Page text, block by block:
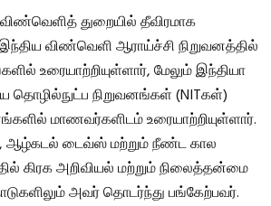
துறையில் தீவிரமாக
விண்வெளி ஆராய்ச்சி நிறுவனத்தில்
உரையாற்றியுள்ளார், மேலும் இந்தியா
தொழில்நுட்ப நிறுவனங்கள் (NITகள்)
மாணவர்களிடம் உரையாற்றியுள்ளார்.
டைவ்ஸ் மற்றும் நீண்ட கால
கிரக அறிவியல் மற்றும் நிலைத்தன்மை
அவர் தொடர்ந்து பங்கேற்பவர்.